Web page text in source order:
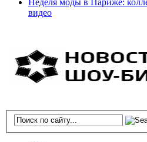
Неделя моды в Париже:
видео